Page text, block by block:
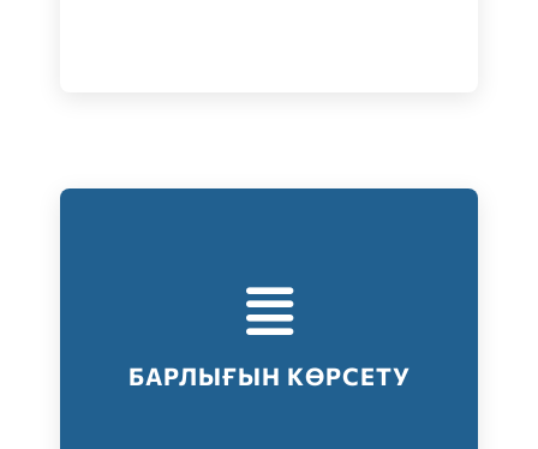
БАРЛЫҒЫН КӨРСЕТУ
Тестілеудің барлық түрлері
Барлығын көрсету